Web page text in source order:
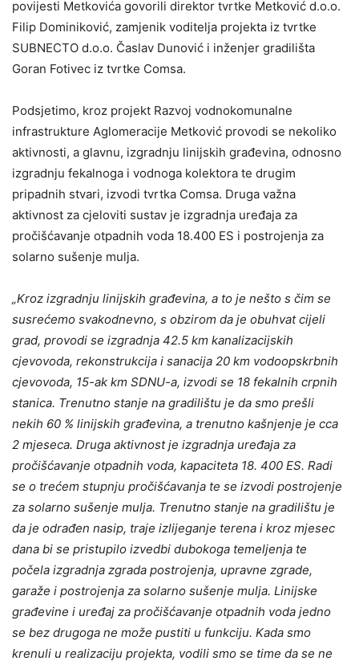
povijesti Metkovića govorili direktor tvrtke Metković d.o.o.
Filip Dominiković, zamjenik voditelja projekta iz tvrtke
SUBNECTO d.o.o. Časlav Dunović i inženjer gradilišta
Goran Fotivec iz tvrtke Comsa.
Podsjetimo, kroz projekt Razvoj vodnokomunalne
infrastrukture Aglomeracije Metković provodi se nekoliko
aktivnosti, a glavnu, izgradnju linijskih građevina, odnosno
izgradnju fekalnoga i vodnoga kolektora te drugim
pripadnih stvari, izvodi tvrtka Comsa. Druga važna
aktivnost za cjeloviti sustav je izgradnja uređaja za
pročišćavanje otpadnih voda 18.400 ES i postrojenja za
solarno sušenje mulja.
„Kroz izgradnju linijskih građevina, a to je nešto s čim se
susrećemo svakodnevno, s obzirom da je obuhvat cijeli
grad, provodi se izgradnja 42.5 km kanalizacijskih
cjevovoda, rekonstrukcija i sanacija 20 km vodoopskrbnih
cjevovoda, 15-ak km SDNU-a, izvodi se 18 fekalnih crpnih
stanica. Trenutno stanje na gradilištu je da smo prešli
nekih 60 % linijskih građevina, a trenutno kašnjenje je cca
2 mjeseca. Druga aktivnost je izgradnja uređaja za
pročišćavanje otpadnih voda, kapaciteta 18. 400 ES. Radi
se o trećem stupnju pročišćavanja te se izvodi postrojenje
za solarno sušenje mulja. Trenutno stanje na gradilištu je
da je odrađen nasip, traje izlijeganje terena i kroz mjesec
dana bi se pristupilo izvedbi dubokoga temeljenja te
počela izgradnja zgrada postrojenja, upravne zgrade,
garaže i postrojenja za solarno sušenje mulja. Linijske
građevine i uređaj za pročišćavanje otpadnih voda jedno
se bez drugoga ne može pustiti u funkciju. Kada smo
krenuli u realizaciju projekta, vodili smo se time da se ne